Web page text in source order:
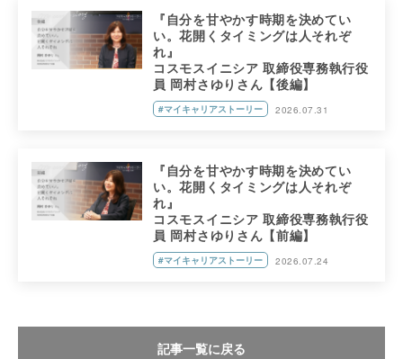
『自分を甘やかす時期を決めてい
い。花開くタイミングは人それぞ
れ』
コスモスイニシア 取締役専務執行役
員 岡村さゆりさん【後編】
#マイキャリアストーリー 2026.07.31
『自分を甘やかす時期を決めてい
い。花開くタイミングは人それぞ
れ』
コスモスイニシア 取締役専務執行役
員 岡村さゆりさん【前編】
#マイキャリアストーリー 2026.07.24
記事一覧に戻る